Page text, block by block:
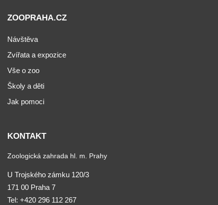
ZOOPRAHA.CZ
Návštěva
Zvířata a expozice
Vše o zoo
Školy a děti
Jak pomoci
KONTAKT
Zoologická zahrada hl. m. Prahy
U Trojského zámku 120/3
171 00 Praha 7
Tel: +420 296 112 267